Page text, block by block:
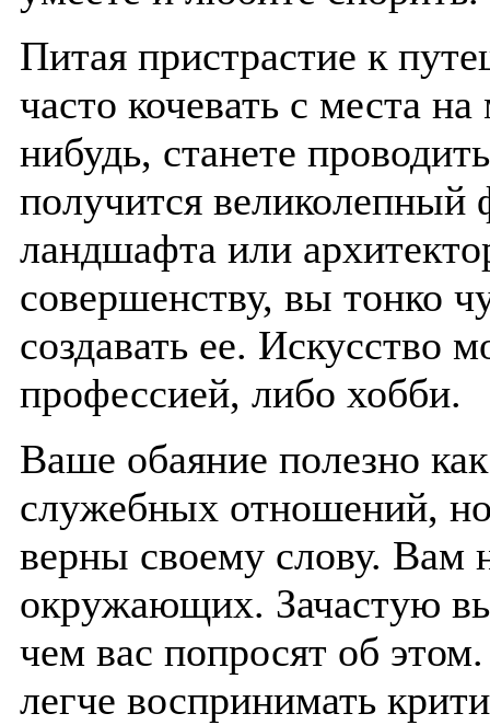
Питая пристрастие к
часто кочевать с места
нибудь, станете
получится великолепный
ландшафта или
совершенству, вы тонко
создавать ее. Искусство
профессией, либо хобби.
Ваше обаяние полезно
служебных отношений,
верны своему слову. Вам
окружающих. Зачастую
чем вас попросят об
легче воспринимать